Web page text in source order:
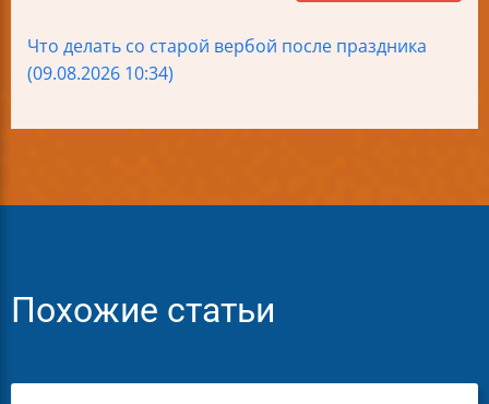
Что делать со старой вербой после праздника
(09.08.2026 10:34)
Похожие статьи